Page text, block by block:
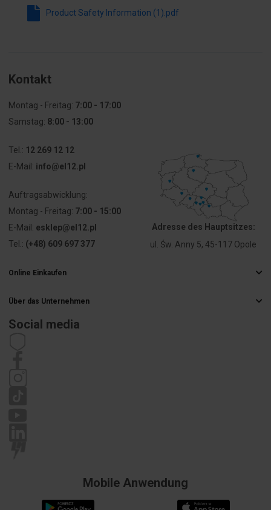
Leuchtmittel
(IP)
Stopień
ochrony
(NEMA)
4X
Product Safety Information (1).pdf
Kontakt
Montag - Freitag: 7:00 - 17:00
Samstag: 8:00 - 13:00
Tel.: 12 269 12 12
E-Mail: info@el12.pl
Auftragsabwicklung:
Montag - Freitag: 7:00 - 15:00
E-Mail: esklep@el12.pl
Tel.: (+48) 609 697 377
Adresse des Hauptsitzes:
ul. Św. Anny 5, 45-117 Opole
Online Einkaufen
Liefermethoden
Zahlungsarten
Über das Unternehmen
Karriere
Social media
Mobile Anwendung